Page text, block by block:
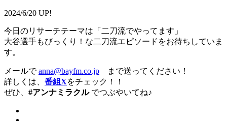
2024/6/20 UP!
今日のリサーチテーマは「二刀流でやってます」
大谷選手もびっくり！な二刀流エピソードをお待ちしていま
す。
メールでanna@bayfm.co.jp まで送ってください！
詳しくは、 番組Xをチェック！！
ぜひ、 #アンナミラクルでつぶやいてね♪